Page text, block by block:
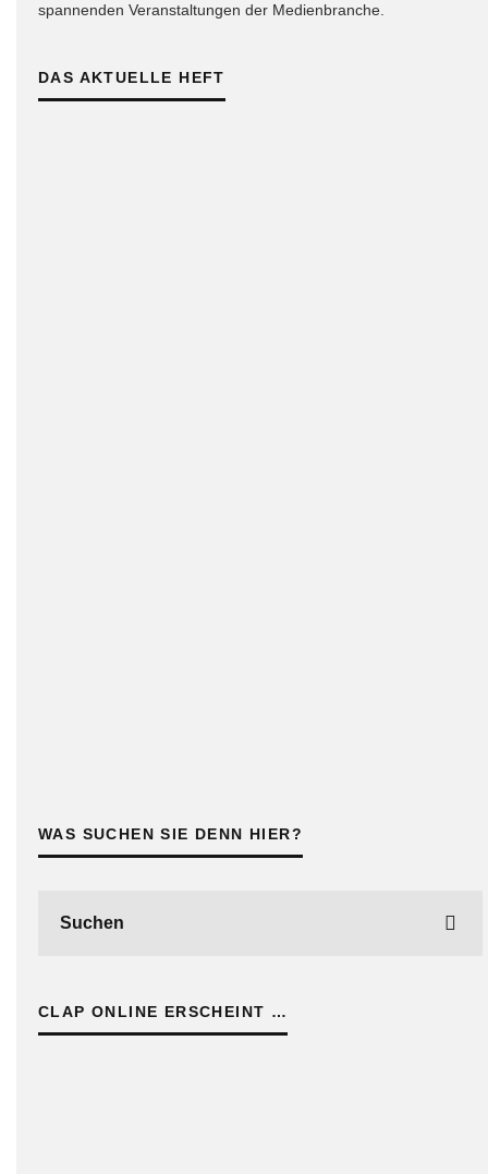
spannenden Veranstaltungen der Medienbranche.
DAS AKTUELLE HEFT
WAS SUCHEN SIE DENN HIER?
CLAP ONLINE ERSCHEINT …